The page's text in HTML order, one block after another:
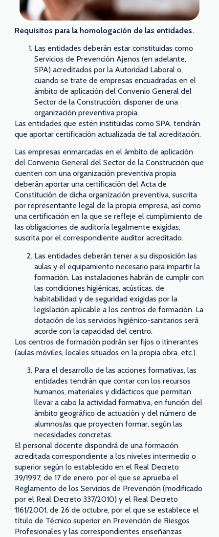
Requisitos para la homologación de las entidades.
Las entidades deberán estar constituidas como
Servicios de Prevención Ajenos (en adelante,
SPA) acreditados por la Autoridad Laboral o,
cuando se trate de empresas encuadradas en el
ámbito de aplicación del Convenio General del
Sector de la Construcción, disponer de una
organización preventiva propia.
Las entidades que estén instituidas como SPA, tendrán
que aportar certificación actualizada de tal acreditación.
Las empresas enmarcadas en el ámbito de aplicación
del Convenio General del Sector de la Construcción que
cuenten con una organización preventiva propia
deberán aportar una certificación del Acta de
Constitución de dicha organización preventiva, suscrita
por representante legal de la propia empresa, así como
una certificación en la que se refleje el cumplimiento de
las obligaciones de auditoría legalmente exigidas,
suscrita por el correspondiente auditor acreditado.
Las entidades deberán tener a su disposición las
aulas y el equipamiento necesario para impartir la
formación. Las instalaciones habrán de cumplir con
las condiciones higiénicas, acústicas, de
habitabilidad y de seguridad exigidas por la
legislación aplicable a los centros de formación. La
dotación de los servicios higiénico-sanitarios será
acorde con la capacidad del centro.
Los centros de formación podrán ser fijos o itinerantes
(aulas móviles, locales situados en la propia obra, etc.).
Para el desarrollo de las acciones formativas, las
entidades tendrán que contar con los recursos
humanos, materiales y didácticos que permitan
llevar a cabo la actividad formativa, en función del
ámbito geográfico de actuación y del número de
alumnos/as que proyecten formar, según las
necesidades concretas.
El personal docente dispondrá de una formación
acreditada correspondiente a los niveles intermedio o
superior según lo establecido en el Real Decreto
39/1997, de 17 de enero, por el que se aprueba el
Reglamento de los Servicios de Prevención (modificado
por el Real Decreto 337/2010) y el Real Decreto
1161/2001, de 26 de octubre, por el que se establece el
título de Técnico superior en Prevención de Riesgos
Profesionales y las correspondientes enseñanzas